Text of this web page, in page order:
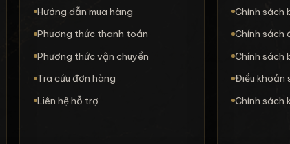
Hướng dẫn mua hàng
Phương thức thanh toán
Phương thức vận chuyển
Tra cứu đơn hàng
Liên hệ hỗ trợ
Chính sách
Chính sách
Chính sách
Điều khoản
Chính sách